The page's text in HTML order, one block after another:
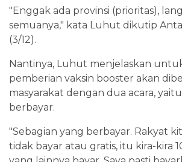
"Enggak ada provinsi (prioritas),
semuanya," kata Luhut dikutip
(3/12).
Nantinya, Luhut menjelaskan
pemberian vaksin booster akan
masyarakat dengan dua acara,
berbayar.
"Sebagian yang berbayar. Rakyat
tidak bayar atau gratis, itu kira-kira